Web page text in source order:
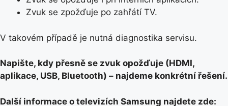
Zvuk se zpožďuje po zahřátí TV.
V takovém případě je nutná diagnostika servisu.
Napište, kdy přesně se zvuk opožďuje (HDMI,
aplikace, USB, Bluetooth) – najdeme konkrétní řešení.
Další informace o televizích Samsung najdete zde: